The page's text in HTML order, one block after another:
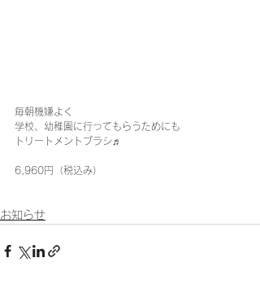
毎朝機嫌よく
学校、幼稚園に行ってもらうためにも
トリートメントブラシ♬
6,960円（税込み）
お知らせ